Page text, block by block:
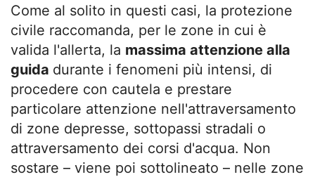
Come al solito in questi casi, la protezione
civile raccomanda, per le zone in cui è
valida l'allerta, la massima attenzione alla
guida durante i fenomeni più intensi, di
procedere con cautela e prestare
particolare attenzione nell'attraversamento
di zone depresse, sottopassi stradali o
attraversamento dei corsi d'acqua. Non
sostare – viene poi sottolineato – nelle zone